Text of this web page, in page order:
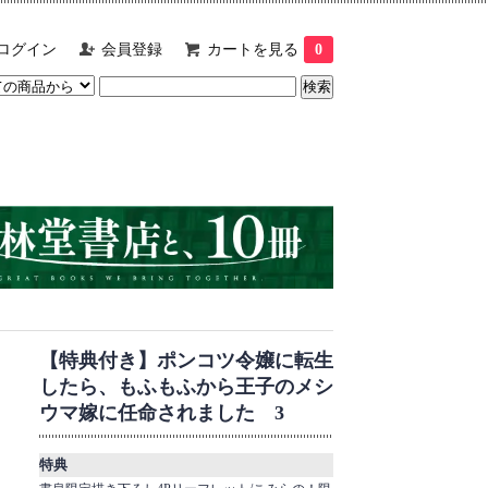
グイン 会員登録 カートを見る 0
【特典付き】ポンコツ令嬢に転生
したら、もふもふから王子のメシ
ウマ嫁に任命されました 3
特典